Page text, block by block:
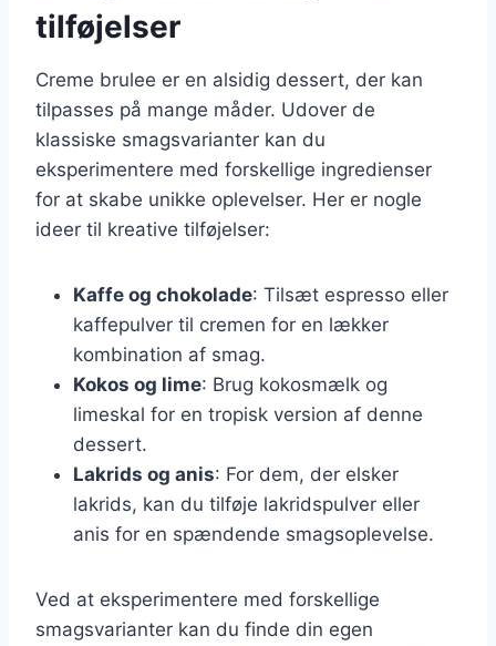
tilføjelser
Creme brulee er en alsidig dessert, der kan
tilpasses på mange måder. Udover de
klassiske smagsvarianter kan du
eksperimentere med forskellige ingredienser
for at skabe unikke oplevelser. Her er nogle
ideer til kreative tilføjelser:
Kaffe og chokolade: Tilsæt espresso eller
kaffepulver til cremen for en lækker
kombination af smag.
Kokos og lime: Brug kokosmælk og
limeskal for en tropisk version af denne
dessert.
Lakrids og anis: For dem, der elsker
lakrids, kan du tilføje lakridspulver eller
anis for en spændende smagsoplevelse.
Ved at eksperimentere med forskellige
smagsvarianter kan du finde din egen